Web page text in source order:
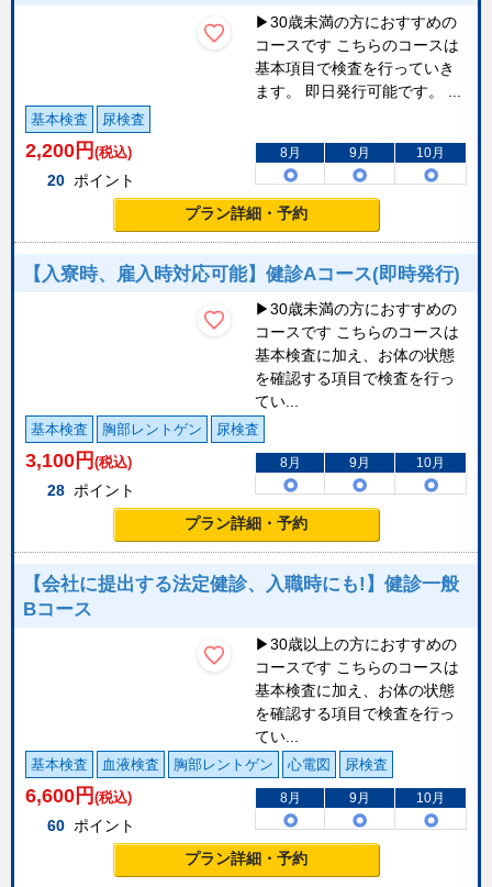
▶30歳未満の方におすすめの
コースです こちらのコースは
基本項目で検査を行っていき
ます。 即日発行可能です。 ...
基本検査 尿検査
2,200 円 (税込)
20 ポイント
8月 9月 10月
プラン詳細・予約
【入寮時、雇入時対応可能】健診Aコース(即時発行)
▶30歳未満の方におすすめの
コースです こちらのコースは
基本検査に加え、お体の状態
を確認する項目で検査を行っ
てい...
基本検査 胸部レントゲン 尿検査
3,100 円 (税込)
28 ポイント
8月 9月 10月
プラン詳細・予約
【会社に提出する法定健診、入職時にも!】健診一般
Bコース
▶30歳以上の方におすすめの
コースです こちらのコースは
基本検査に加え、お体の状態
を確認する項目で検査を行っ
てい...
基本検査 血液検査 胸部レントゲン 心電図 尿検査
6,600 円 (税込)
60 ポイント
8月 9月 10月
プラン詳細・予約